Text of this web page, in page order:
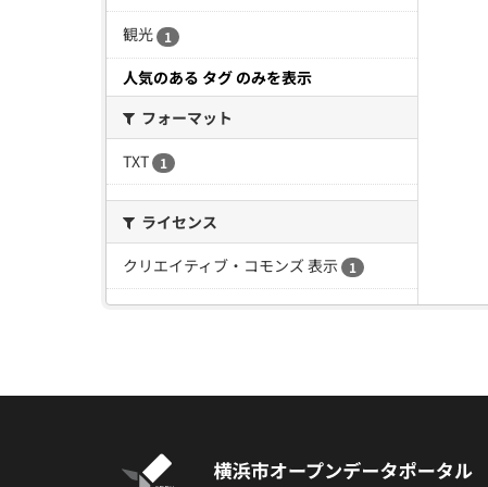
観光 1
人気のある タグ のみを表示
フォーマット
TXT
1
ライセンス
クリエイティブ・コモンズ 表示
1